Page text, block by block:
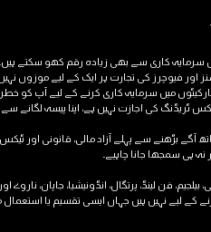
اور فیوچرز کی تجارت ہر ایک کے لیے
میں سرمایہ کاری کرنے کے لیے آپ کو
کی اجازت نہیں ہے، اپنا پیسہ لگانے سے
ہی سمجھا جانا چاہیے۔
بیلجیم، فن لینڈ، پرتگال، انڈونیشیا، جاپان،
لیے نہیں ہیں جہاں ایسی تقسیم یا استعمال